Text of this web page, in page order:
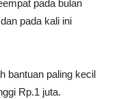
pada bulan
pada kali ini
bantuan paling kecil
Rp.1 juta.